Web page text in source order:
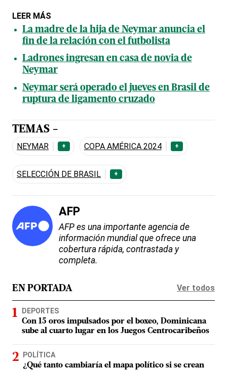
LEER MÁS
La madre de la hija de Neymar anuncia el
fin de la relación con el futbolista
Ladrones ingresan en casa de novia de
Neymar
Neymar será operado el jueves en Brasil de
ruptura de ligamento cruzado
TEMAS -
NEYMAR + COPA AMÉRICA 2024 +
SELECCIÓN DE BRASIL +
AFP
AFP es una importante agencia de
información mundial que ofrece una
cobertura rápida, contrastada y
completa.
EN PORTADA Ver todos
DEPORTES
Con 15 oros impulsados por el boxeo, Dominicana
sube al cuarto lugar en los Juegos Centrocaribeños
POLÍTICA
¿Qué tanto cambiaría el mapa político si se crean